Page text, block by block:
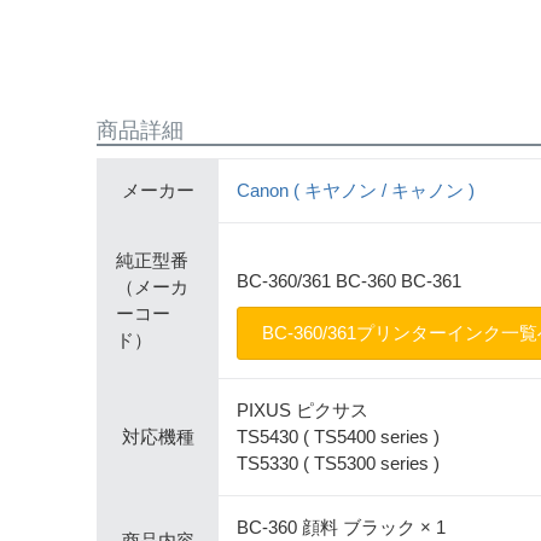
商品詳細
メーカー Canon ( キヤノン / キャノン )
純正型番
（メーカ
ーコー
ド）
BC-360/361 BC-360 BC-361
BC-360/361プリンターインク一覧
対応機種
PIXUS ピクサス
TS5430 ( TS5400 series )
TS5330 ( TS5300 series )
BC-360 顔料 ブラック × 1